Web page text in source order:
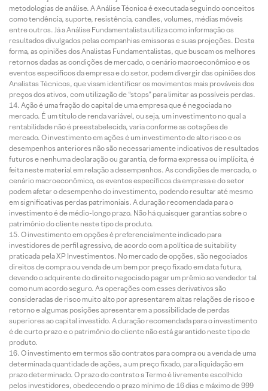
metodologias de análise. A Análise Técnica é executada seguindo conceitos
como tendência, suporte, resistência, candles, volumes, médias móveis
entre outros. Já a Análise Fundamentalista utiliza como informação os
resultados divulgados pelas companhias emissoras e suas projeções. Desta
forma, as opiniões dos Analistas Fundamentalistas, que buscam os melhores
retornos dadas as condições de mercado, o cenário macroeconômico e os
eventos específicos da empresa e do setor, podem divergir das opiniões dos
Analistas Técnicos, que visam identificar os movimentos mais prováveis dos
preços dos ativos, com utilização de “stops” para limitar as possíveis perdas.
Ação é uma fração do capital de uma empresa que é negociada no
mercado. É um título de renda variável, ou seja, um investimento no qual a
rentabilidade não é preestabelecida, varia conforme as cotações de
mercado. O investimento em ações é um investimento de alto risco e os
desempenhos anteriores não são necessariamente indicativos de resultados
futuros e nenhuma declaração ou garantia, de forma expressa ou implícita, é
feita neste material em relação a desempenhos. As condições de mercado, o
cenário macroeconômico, os eventos específicos da empresa e do setor
podem afetar o desempenho do investimento, podendo resultar até mesmo
em significativas perdas patrimoniais. A duração recomendada para o
investimento é de médio-longo prazo. Não há quaisquer garantias sobre o
patrimônio do cliente neste tipo de produto.
O investimento em opções é preferencialmente indicado para
investidores de perfil agressivo, de acordo com a política de suitability
praticada pela XP Investimentos. No mercado de opções, são negociados
direitos de compra ou venda de um bem por preço fixado em data futura,
devendo o adquirente do direito negociado pagar um prêmio ao vendedor tal
como num acordo seguro. As operações com esses derivativos são
consideradas de risco muito alto por apresentarem altas relações de risco e
retorno e algumas posições apresentarem a possibilidade de perdas
superiores ao capital investido. A duração recomendada para o investimento
é de curto prazo e o patrimônio do cliente não está garantido neste tipo de
produto.
O investimento em termos são contratos para compra ou a venda de uma
determinada quantidade de ações, a um preço fixado, para liquidação em
prazo determinado. O prazo do contrato a Termo é livremente escolhido
pelos investidores, obedecendo o prazo mínimo de 16 dias e máximo de 999